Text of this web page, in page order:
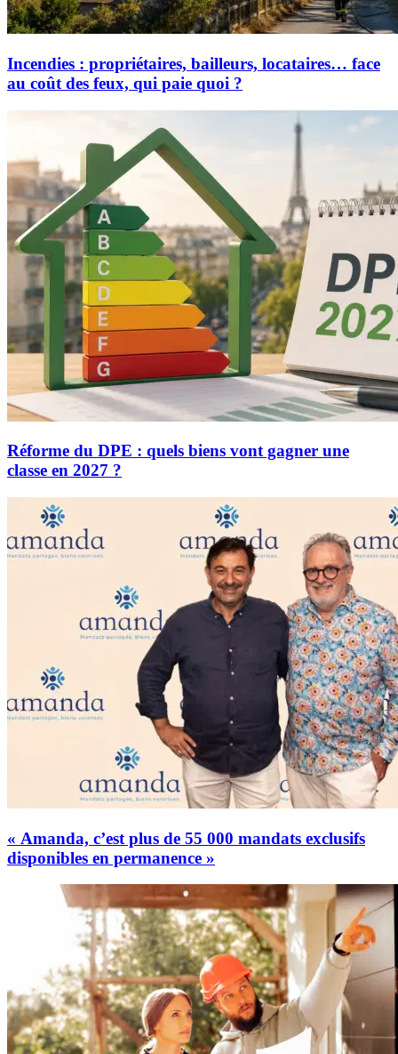
Incendies : propriétaires, bailleurs, locataires… face
au coût des feux, qui paie quoi ?
Réforme du DPE : quels biens vont gagner une
classe en 2027 ?
« Amanda, c’est plus de 55 000 mandats exclusifs
disponibles en permanence »